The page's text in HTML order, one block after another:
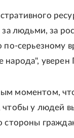
людьми, за
серьезному
народа", уверен
моментом,
чтобы у людей
стороны